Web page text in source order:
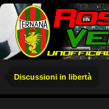
Discussioni in libertà